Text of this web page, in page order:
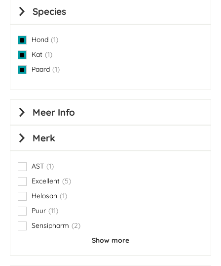
Species
Hond 1
item
Kat 1
item
Paard 1
item
Meer Info
Merk
AST 1
item
Excellent
5
items
Helosan
1
item
Puur 11
items
Sensipharm
2
items
Show more